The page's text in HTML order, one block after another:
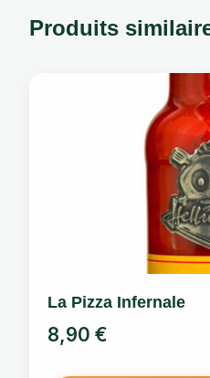
Produits
La Pizza Infernale
8,90 €